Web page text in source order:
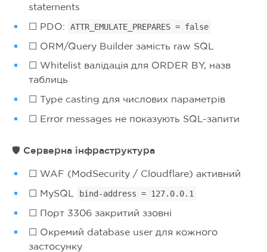
statements
☐ PDO:
ATTR_EMULATE_PREPARES = false
☐ ORM/Query Builder замість raw SQL
☐ Whitelist валідація для ORDER BY, назв
таблиць
☐ Type casting для числових параметрів
☐ Error messages не показують SQL-запити
🛡️ Серверна інфраструктура
☐ WAF (ModSecurity / Cloudflare) активний
☐ MySQL
bind-address = 127.0.0.1
☐ Порт 3306 закритий ззовні
☐ Окремий database user для кожного
застосунку